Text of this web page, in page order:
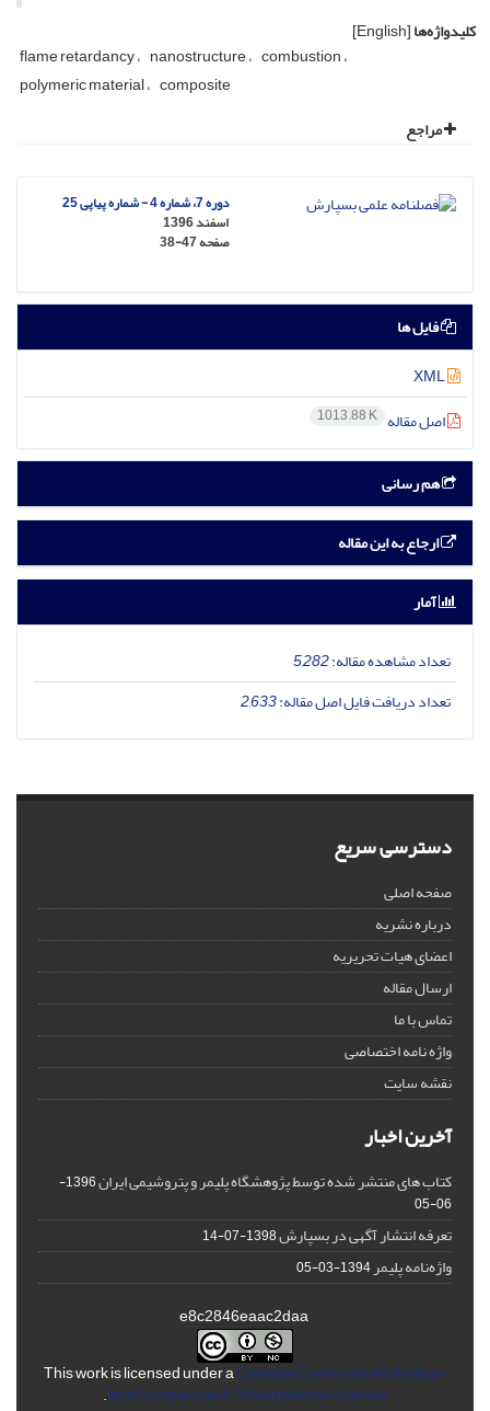
کلیدواژه‌ها[English]
flame retardancy nanostructure combustion
polymeric material composite
مراجع
دوره 7، شماره 4 - شماره پیاپی 25
اسفند 1396
صفحه38-47
فایل ها
اصل مقاله 1013.88 K
هم رسانی
ارجاع به این مقاله
آمار
تعداد مشاهده مقاله:5,282
تعداد دریافت فایل اصل مقاله:2,633
دسترسی سریع
صفحه اصلی
درباره نشریه
اعضای هیات تحریریه
ارسال مقاله
تماس با ما
واژه نامه اختصاصی
نقشه سایت
آخرین اخبار
کتاب های منتشر شده توسط پژوهشگاه پلیمر و پتروشیمی ایران
1396-
06-05
تعرفه انتشار آگهی در بسپارش1398-07-14
واژه‌نامه پلیمر1394-03-05
This work is licensed under aCreative Commons Attribution-
NonCommercial 4.0 International License
.